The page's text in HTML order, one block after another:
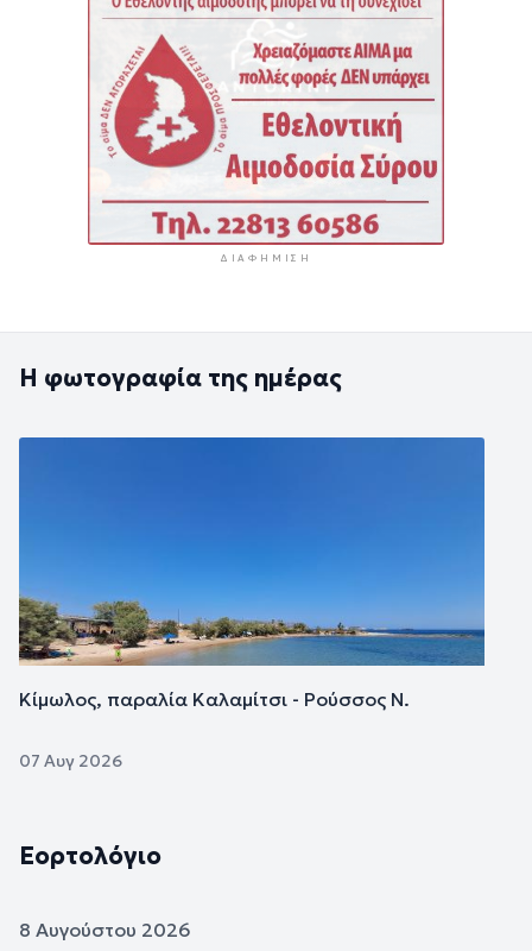
ΔΙΑΦΉΜΙΣΗ
Η φωτογραφία της ημέρας
Κίμωλος, παραλία Καλαμίτσι - Ρούσσος Ν.
07 Αυγ 2026
Εορτολόγιο
8 Αυγούστου 2026